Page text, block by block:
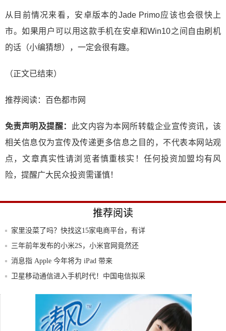
从目前情况来看，安卓版本的Jade Primo应该也会很快上
市。如果用户可以用这款手机在安卓和Win10之间自由刷机
的话（小编猜想），一定会很有趣。
（正文已结束）
推荐阅读： 百色都市网
免责声明及提醒：
此文内容为本网所转载企业宣传资讯，该
相关信息仅为宣传及传递更多信息之目的，不代表本网站观
点，文章真实性请浏览者慎重核实！任何投资加盟均有风
险，提醒广大民众投资需谨慎！
推荐阅读
家里没菜了吗？快找这15家电商平台，有详
细攻
三年前年发布的小米2S，小米官网竟然还
在卖！
消息指 Apple 今年将为 iPad 带来
卫星移动通信进入手机时代！中国电信拟采
爱乐居轻钢别墅，一栋让人惊艳的房屋